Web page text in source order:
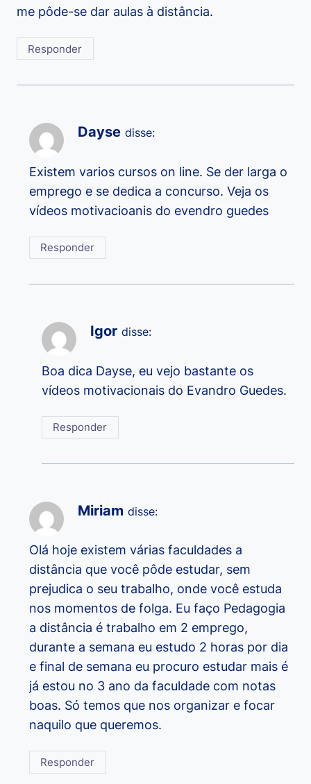
me pôde-se dar aulas à distância.
Responder
Dayse disse:
Existem varios cursos on line. Se der larga o
emprego e se dedica a concurso. Veja os
vídeos motivacioanis do evendro guedes
Responder
Igor disse:
Boa dica Dayse, eu vejo bastante os
vídeos motivacionais do Evandro Guedes.
Responder
Miriam disse:
Olá hoje existem várias faculdades a
distância que você pôde estudar, sem
prejudica o seu trabalho, onde você estuda
nos momentos de folga. Eu faço Pedagogia
a distância é trabalho em 2 emprego,
durante a semana eu estudo 2 horas por dia
e final de semana eu procuro estudar mais é
já estou no 3 ano da faculdade com notas
boas. Só temos que nos organizar e focar
naquilo que queremos.
Responder